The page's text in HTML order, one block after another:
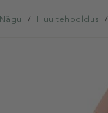
Nägu / Huultehooldus /